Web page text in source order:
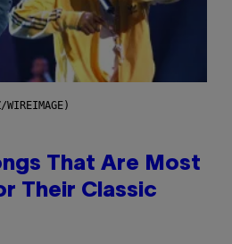
WIREIMAGE)
That Are Most
Their Classic